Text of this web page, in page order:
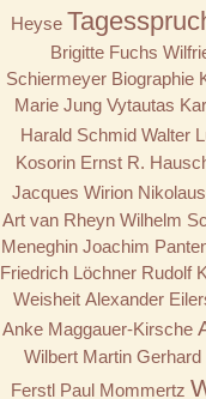
Heyse
Brigitte Fuchs
Schiermeyer Biographie
Marie Jung Vytautas
Harald Schmid Walter
Kosorin Ernst R.
Jacques Wirion
Art van Rheyn Wilhelm
Meneghin Joachim
Friedrich Löchner Rudolf
Weisheit Alexander
Anke Maggauer-Kirsche
Wilbert Martin
Ferstl Paul Mommertz